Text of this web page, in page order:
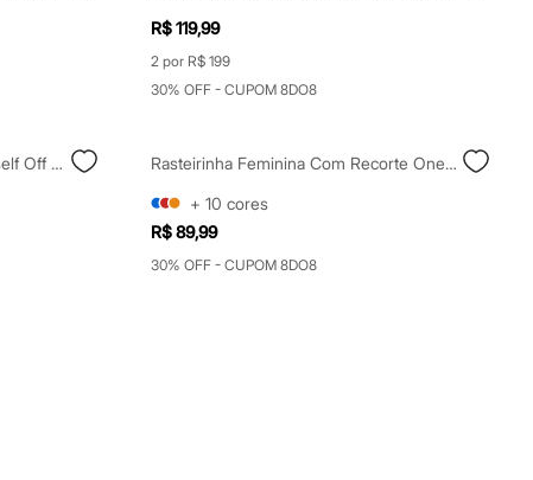
R$ 119,99
2 por R$ 199
30% OFF - CUPOM 8DO8
Rasteirinha Bico Quadrado Oneself Off White
Rasteirinha Feminina Com Recorte Oneself Bege
+ 10 cores
R$ 89,99
30% OFF - CUPOM 8DO8